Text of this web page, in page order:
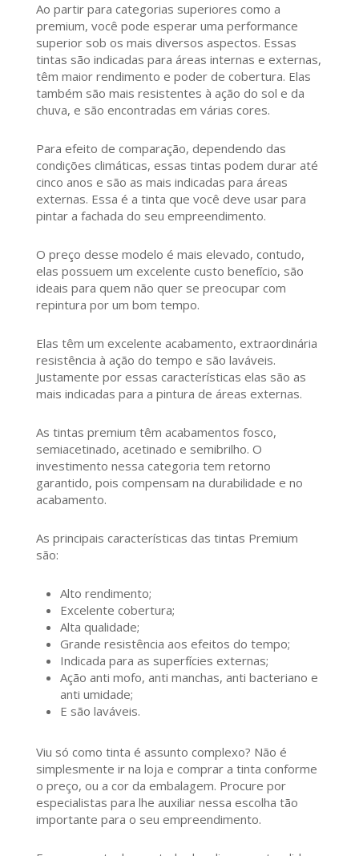
Ao partir para categorias superiores como a
premium, você pode esperar uma performance
superior sob os mais diversos aspectos. Essas
tintas são indicadas para áreas internas e externas,
têm maior rendimento e poder de cobertura. Elas
também são mais resistentes à ação do sol e da
chuva, e são encontradas em várias cores.
Para efeito de comparação, dependendo das
condições climáticas, essas tintas podem durar até
cinco anos e são as mais indicadas para áreas
externas. Essa é a tinta que você deve usar para
pintar a fachada do seu empreendimento.
O preço desse modelo é mais elevado, contudo,
elas possuem um excelente custo benefício, são
ideais para quem não quer se preocupar com
repintura por um bom tempo.
Elas têm um excelente acabamento, extraordinária
resistência à ação do tempo e são laváveis.
Justamente por essas características elas são as
mais indicadas para a pintura de áreas externas.
As tintas premium têm acabamentos fosco,
semiacetinado, acetinado e semibrilho. O
investimento nessa categoria tem retorno
garantido, pois compensam na durabilidade e no
acabamento.
As principais características das tintas Premium
são:
Alto rendimento;
Excelente cobertura;
Alta qualidade;
Grande resistência aos efeitos do tempo;
Indicada para as superfícies externas;
Ação anti mofo, anti manchas, anti bacteriano e
anti umidade;
E são laváveis.
Viu só como tinta é assunto complexo? Não é
simplesmente ir na loja e comprar a tinta conforme
o preço, ou a cor da embalagem. Procure por
especialistas para lhe auxiliar nessa escolha tão
importante para o seu empreendimento.